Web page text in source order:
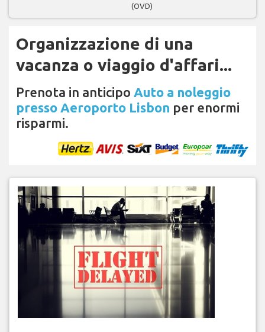
(OVD)
Organizzazione di una
vacanza o viaggio d'affari...
Prenota in anticipo Auto a noleggio
presso Aeroporto Lisbon per enormi
risparmi.